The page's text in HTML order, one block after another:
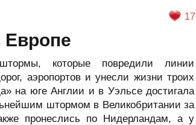
17
Европе
которые повредили линии
аэропортов и унесли жизни троих
на юге Англии и в Уэльсе достигала
штормом в Великобритании за
пронеслись по Нидерландам, а у